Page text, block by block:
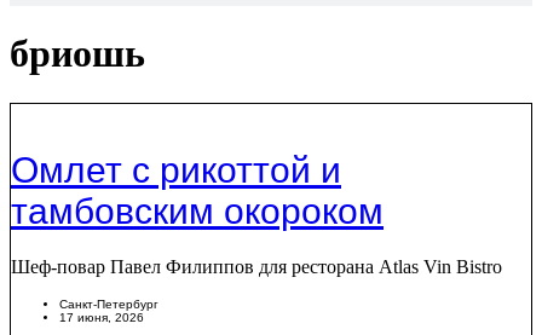
бриошь
Омлет с рикоттой и
тамбовским окороком
Шеф-повар Павел Филиппов для ресторана Atlas Vin Bistro
Санкт-Петербург
17 июня, 2026